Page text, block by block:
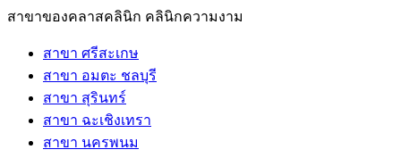
สาขาของคลาสคลินิก คลินิกความงาม
สาขา ศรีสะเกษ
สาขา อมตะ ชลบุรี
สาขา สุรินทร์
สาขา ฉะเชิงเทรา
สาขา นครพนม